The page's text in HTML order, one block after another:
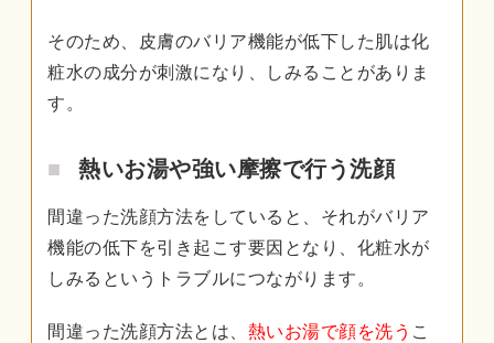
そのため、皮膚のバリア機能が低下した肌は化
粧水の成分が刺激になり、しみることがありま
す。
熱いお湯や強い摩擦で行う洗顔
間違った洗顔方法をしていると、それがバリア
機能の低下を引き起こす要因となり、化粧水が
しみるというトラブルにつながります。
間違った洗顔方法とは、 熱いお湯で顔を洗う こ